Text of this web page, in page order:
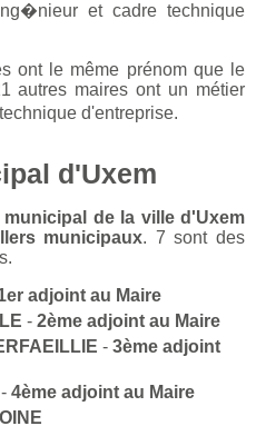
et cadre technique
ont le même prénom que le
autres maires ont un métier
d'entreprise.
d'Uxem
de la ville d'Uxem
municipaux. 7 sont des
adjoint au Maire
- 2ème adjoint au Maire
- 3ème adjoint
- 4ème adjoint au Maire